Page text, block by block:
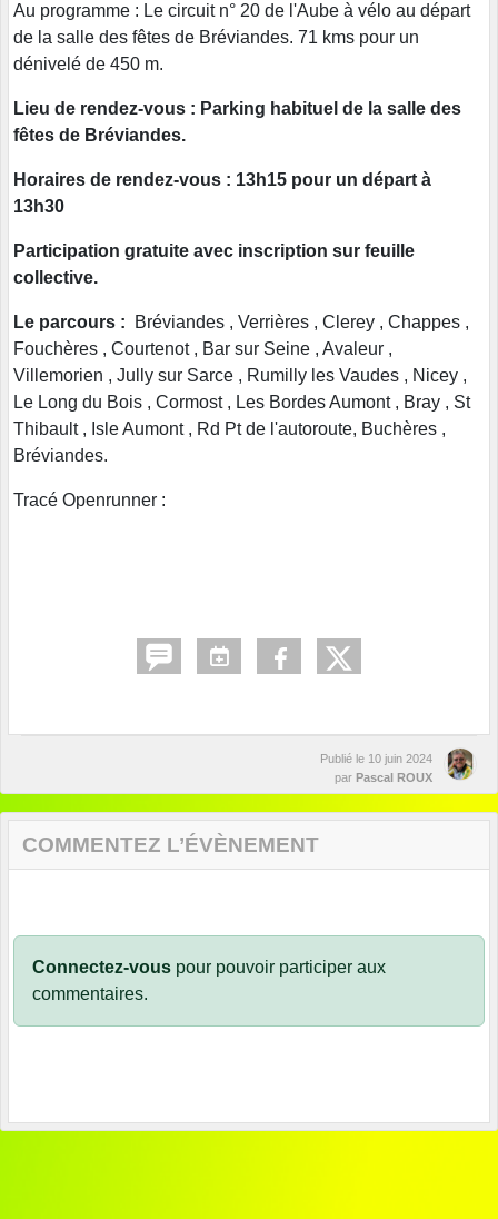
Au programme : Le circuit n° 20 de l'Aube à vélo au départ
de la salle des fêtes de Bréviandes. 71 kms pour un
dénivelé de 450 m.
Lieu de rendez-vous : Parking habituel de la salle des
fêtes de Bréviandes.
Horaires de rendez-vous : 13h15 pour un départ à
13h30
Participation gratuite avec inscription sur feuille
collective.
Le parcours :
Bréviandes , Verrières , Clerey , Chappes ,
Fouchères , Courtenot , Bar sur Seine , Avaleur ,
Villemorien , Jully sur Sarce , Rumilly les Vaudes , Nicey ,
Le Long du Bois , Cormost , Les Bordes Aumont , Bray , St
Thibault , Isle Aumont , Rd Pt de l'autoroute, Buchères ,
Bréviandes.
Tracé Openrunner :
Publié le 10 juin 2024
par Pascal ROUX
COMMENTEZ L’ÉVÈNEMENT
Connectez-vous pour pouvoir participer aux
commentaires.